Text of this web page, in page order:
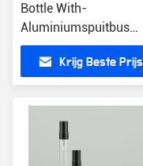
Bottle With-
Aluminiumspuitbus
Navulbare 40ml 60ml
100ml 120ml 2 Oz
Krijg Beste Prijs